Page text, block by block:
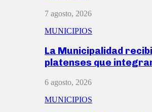
7 agosto, 2026
MUNICIPIOS
La Municipalidad
platenses que
6 agosto, 2026
MUNICIPIOS